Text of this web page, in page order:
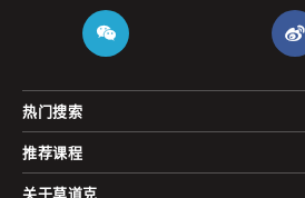
热门搜索
推荐课程
关于莫道克